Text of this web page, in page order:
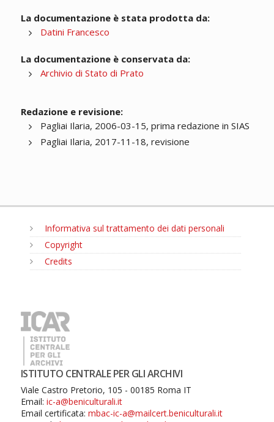
La documentazione è stata prodotta da:
Datini Francesco
La documentazione è conservata da:
Archivio di Stato di Prato
Redazione e revisione:
Pagliai Ilaria, 2006-03-15, prima redazione in SIAS
Pagliai Ilaria, 2017-11-18, revisione
Informativa sul trattamento dei dati personali
Copyright
Credits
ISTITUTO CENTRALE PER GLI ARCHIVI
Viale Castro Pretorio, 105 - 00185 Roma IT
Email: ic-a@beniculturali.it
Email certificata: mbac-ic-a@mailcert.beniculturali.it